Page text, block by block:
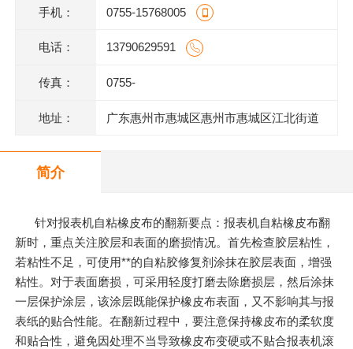
手机： 0755-15768005
电话： 13790629591
传真： 0755-
地址： 广东惠州市惠城区惠州市惠城区江北街道
简介
针对报表机自粘橡皮布的翻新要点：报表机自粘橡皮布翻
新时，重点关注胶层和表面的磨损情况。首先检查胶层粘性，
若粘性不足，可使用**的自粘胶修复剂涂抹在胶层表面，增强
粘性。对于表面磨损，可采用轻度打磨去除磨损层，然后涂抹
一层保护涂层，该涂层既能保护橡皮布表面，又不影响其与报
表纸的贴合性能。在翻新过程中，要注意保持橡皮布的柔软度
和贴合性，避免因处理不当导致橡皮布变硬或不贴合报表机滚